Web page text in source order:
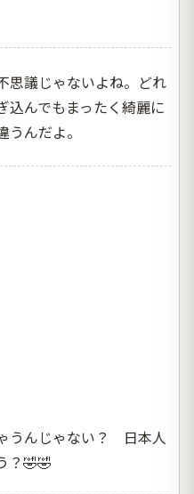
思議じゃないよね。どれ
込んでもまったく綺麗に
んだよ。
うんじゃない？ 日本人
？🤣🤣